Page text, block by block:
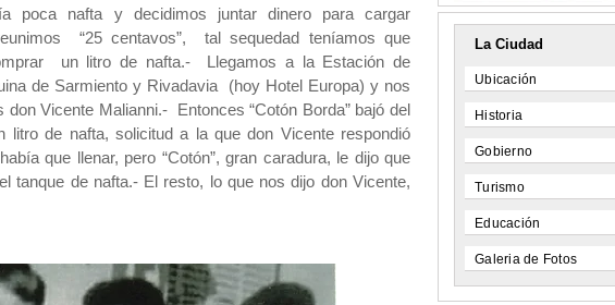
poca nafta y decidimos juntar dinero para cargar
“25 centavos”, tal sequedad teníamos que
un litro de nafta.- Llegamos a la Estación de
de Sarmiento y Rivadavia (hoy Hotel Europa) y nos
Vicente Malianni.- Entonces “Cotón Borda” bajó del
litro de nafta, solicitud a la que don Vicente respondió
que llenar, pero “Cotón”, gran caradura, le dijo que
tanque de nafta.- El resto, lo que nos dijo don Vicente,
La Ciudad
Ubicación
Historia
Gobierno
Turismo
Educación
Galeria de Fotos